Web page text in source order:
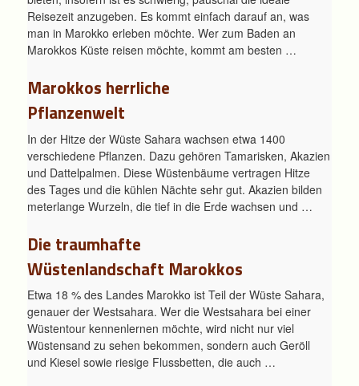
Reisezeit anzugeben. Es kommt einfach darauf an, was
man in Marokko erleben möchte. Wer zum Baden an
Marokkos Küste reisen möchte, kommt am besten …
Marokkos herrliche
Pflanzenwelt
In der Hitze der Wüste Sahara wachsen etwa 1400
verschiedene Pflanzen. Dazu gehören Tamarisken, Akazien
und Dattelpalmen. Diese Wüstenbäume vertragen Hitze
des Tages und die kühlen Nächte sehr gut. Akazien bilden
meterlange Wurzeln, die tief in die Erde wachsen und …
Die traumhafte
Wüstenlandschaft Marokkos
Etwa 18 % des Landes Marokko ist Teil der Wüste Sahara,
genauer der Westsahara. Wer die Westsahara bei einer
Wüstentour kennenlernen möchte, wird nicht nur viel
Wüstensand zu sehen bekommen, sondern auch Geröll
und Kiesel sowie riesige Flussbetten, die auch …